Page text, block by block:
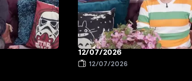
12/07/2026
12/07/2026